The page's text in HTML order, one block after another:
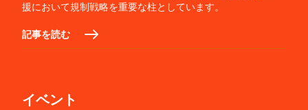
援において規制戦略を重要な柱としています。
記事を読む
イベント